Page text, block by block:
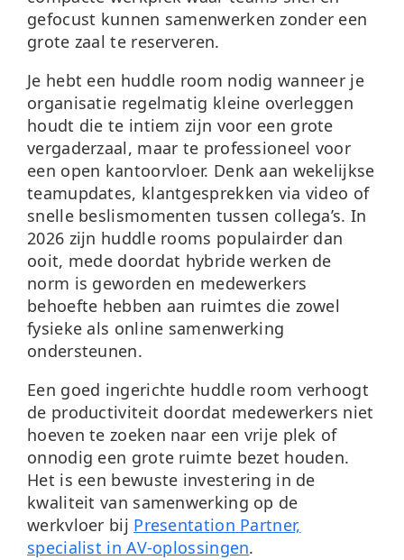
gefocust kunnen samenwerken zonder een
grote zaal te reserveren.
Je hebt een huddle room nodig wanneer je
organisatie regelmatig kleine overleggen
houdt die te intiem zijn voor een grote
vergaderzaal, maar te professioneel voor
een open kantoorvloer. Denk aan wekelijkse
teamupdates, klantgesprekken via video of
snelle beslismomenten tussen collega’s. In
2026 zijn huddle rooms populairder dan
ooit, mede doordat hybride werken de
norm is geworden en medewerkers
behoefte hebben aan ruimtes die zowel
fysieke als online samenwerking
ondersteunen.
Een goed ingerichte huddle room verhoogt
de productiviteit doordat medewerkers niet
hoeven te zoeken naar een vrije plek of
onnodig een grote ruimte bezet houden.
Het is een bewuste investering in de
kwaliteit van samenwerking op de
werkvloer bij Presentation Partner,
specialist in AV-oplossingen.